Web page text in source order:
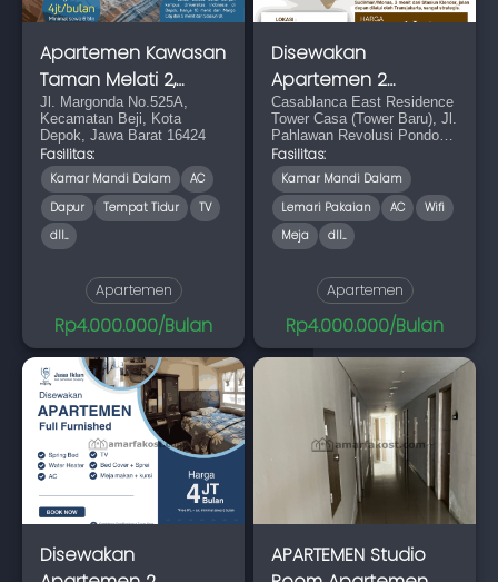
Apartemen Kawasan
Taman Melati 2,
Margonda Unit C
Jl. Margonda No.525A,
Kecamatan Beji, Kota
Depok, Jawa Barat 16424
Fasilitas:
Kamar Mandi Dalam
AC
Dapur
Tempat Tidur
TV
dll...
Apartemen
Rp4.000.000/Bulan
Disewakan
Apartemen 2
Bedroom Full
Furnished
Casablanca East Residence
Tower Casa (Tower Baru), Jl.
Pahlawan Revolusi Pondok
Bambu, Duren Sawit,
Jakarta Timur
Fasilitas:
Kamar Mandi Dalam
Lemari Pakaian
AC
Wifi
Meja
dll...
Apartemen
Rp4.000.000/Bulan
Disewakan
APARTEMEN Studio